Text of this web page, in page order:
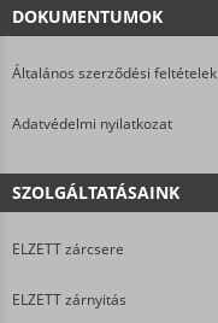
DOKUMENTUMOK
Általános szerződési feltételek
Adatvédelmi nyilatkozat
SZOLGÁLTATÁSAINK
ELZETT zárcsere
ELZETT zárnyitás